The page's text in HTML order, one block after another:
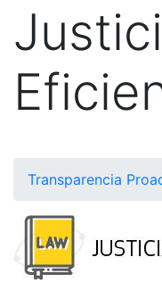
Transparencia